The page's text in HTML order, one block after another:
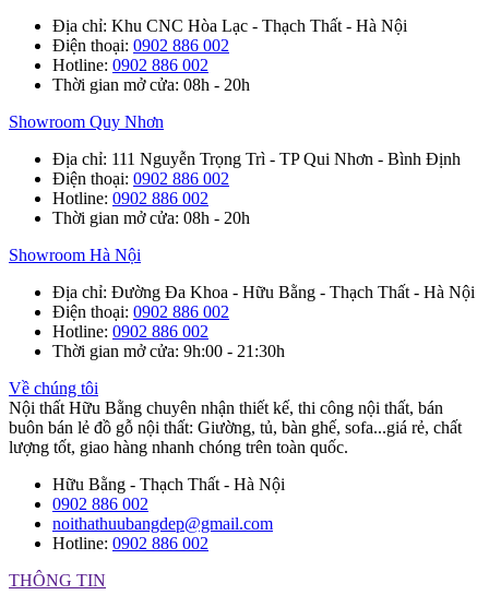
Địa chỉ: Khu CNC Hòa Lạc - Thạch Thất - Hà Nội
Điện thoại: 0902 886 002
Hotline: 0902 886 002
Thời gian mở cửa: 08h - 20h
Showroom Quy Nhơn
Địa chỉ: 111 Nguyễn Trọng Trì - TP Qui Nhơn - Bình Định
Điện thoại: 0902 886 002
Hotline: 0902 886 002
Thời gian mở cửa: 08h - 20h
Showroom Hà Nội
Địa chỉ: Đường Đa Khoa - Hữu Bằng - Thạch Thất - Hà Nội
Điện thoại: 0902 886 002
Hotline: 0902 886 002
Thời gian mở cửa: 9h:00 - 21:30h
Về chúng tôi
Nội thất Hữu Bằng chuyên nhận thiết kế, thi công nội thất, bán
buôn bán lẻ đồ gỗ nội thất: Giường, tủ, bàn ghế, sofa...giá rẻ, chất
lượng tốt, giao hàng nhanh chóng trên toàn quốc.
Hữu Bằng - Thạch Thất - Hà Nội
0902 886 002
noithathuubangdep@gmail.com
Hotline: 0902 886 002
THÔNG TIN